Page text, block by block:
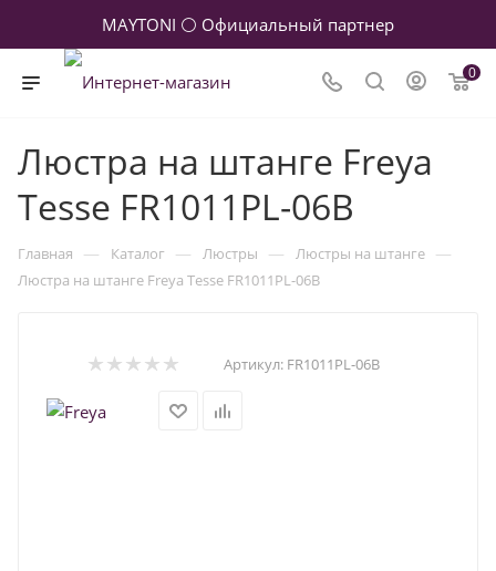
MAYTONI ⚪ Официальный партнер
0
Люстра на штанге Freya
Tesse FR1011PL-06B
Главная — Каталог — Люстры — Люстры на штанге —
Люстра на штанге Freya Tesse FR1011PL-06B
Артикул: FR1011PL-06B